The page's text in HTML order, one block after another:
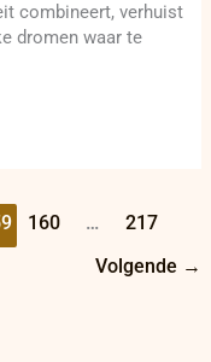
combineert, verhuist
dromen waar te
160 … 217
Volgende →